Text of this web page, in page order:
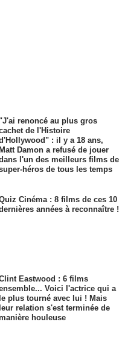
renoncé au plus gros
de l'Histoire
: il y a 18 ans,
Matt Damon a refusé de jouer
l'un des meilleurs films de
héros de tous les temps
Cinéma : 8 films de ces 10
années à reconnaître !
Eastwood : 6 films
Voici l'actrice qui a
le plus tourné avec lui ! Mais
leur relation s'est terminée de
houleuse